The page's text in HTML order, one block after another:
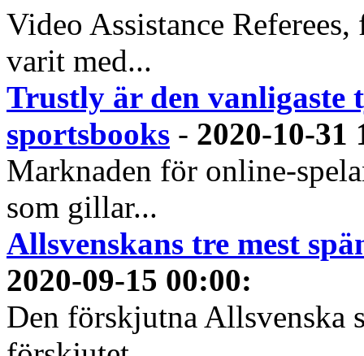
Video Assistance
varit med...
Trustly är den vanligaste
sportsbooks - 2020-10-31
Marknaden för online-
som gillar...
Allsvenskans tre mest
2020-09-15 00:00:
Den förskjutna Allsvenska